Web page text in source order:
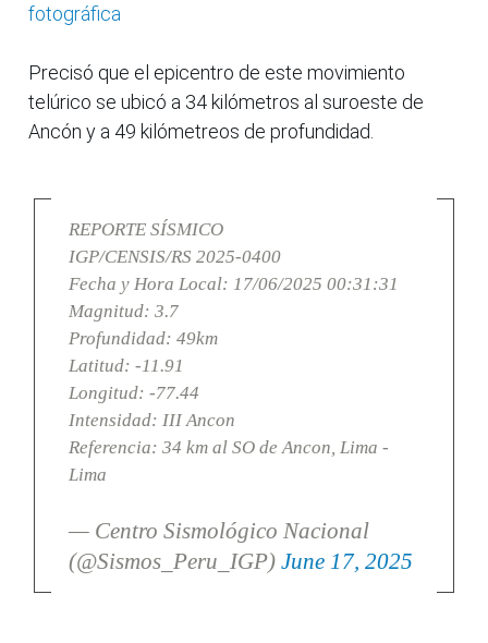
fotográfica
Precisó que el epicentro de este movimiento
telúrico se ubicó a 34 kilómetros al suroeste de
Ancón y a 49 kilómetreos de profundidad.
REPORTE SÍSMICO
IGP/CENSIS/RS 2025-0400
Fecha y Hora Local: 17/06/2025 00:31:31
Magnitud: 3.7
Profundidad: 49km
Latitud: -11.91
Longitud: -77.44
Intensidad: III Ancon
Referencia: 34 km al SO de Ancon, Lima -
Lima
— Centro Sismológico Nacional
(@Sismos_Peru_IGP) June 17, 2025